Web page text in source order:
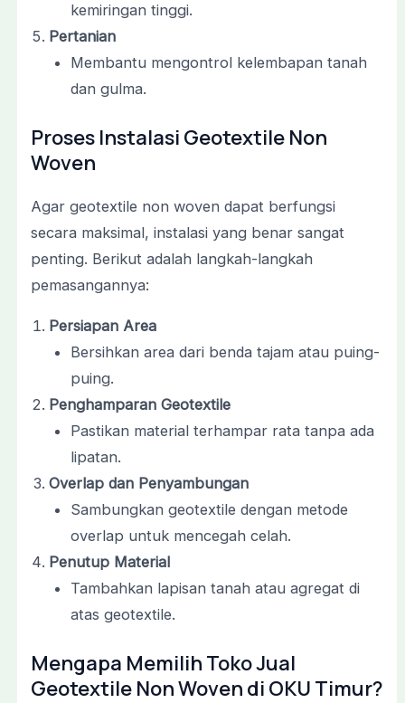
kemiringan tinggi.
Pertanian
Membantu mengontrol kelembapan tanah
dan gulma.
Proses Instalasi Geotextile Non
Woven
Agar geotextile non woven dapat berfungsi
secara maksimal, instalasi yang benar sangat
penting. Berikut adalah langkah-langkah
pemasangannya:
Persiapan Area
Bersihkan area dari benda tajam atau puing-
puing.
Penghamparan Geotextile
Pastikan material terhampar rata tanpa ada
lipatan.
Overlap dan Penyambungan
Sambungkan geotextile dengan metode
overlap untuk mencegah celah.
Penutup Material
Tambahkan lapisan tanah atau agregat di
atas geotextile.
Mengapa Memilih Toko Jual
Geotextile Non Woven di OKU Timur?